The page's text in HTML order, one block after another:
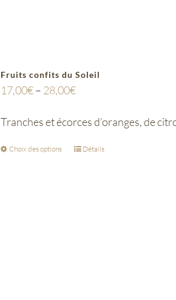
Fruits confits du Soleil
17,00€– 28,00€
Tranches et écorces d’oranges, de
Choix des options Détails